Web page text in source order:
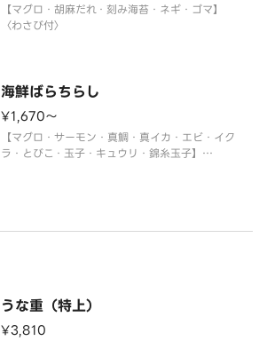
【マグロ・胡麻だれ・刻み海苔・ネギ・ゴマ】
〈わさび付〉
海鮮ばらちらし
¥1,670〜
【マグロ・サーモン・真鯛・真イカ・エビ・イク
ラ・とびこ・玉子・キュウリ・錦糸玉子】
うな重（特上）
¥3,810